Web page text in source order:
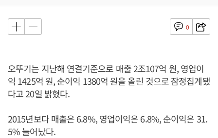
0
오뚜기는 지난해 연결기준으로 매출 2조107억 원, 영업이
익 1425억 원, 순이익 1380억 원을 올린 것으로 잠정집계됐
다고 20일 밝혔다.
2015년보다 매출은 6.8%, 영업이익은 6.8%, 순이익은 31.
5% 늘어났다.